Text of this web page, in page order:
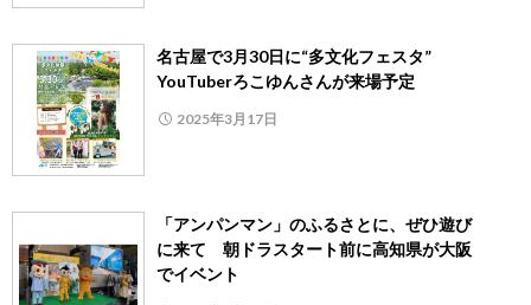
名古屋で3月30日に“多文化フェスタ”
YouTuberろこゆんさんが来場予定
2025年3月17日
「アンパンマン」のふるさとに、ぜひ遊び
に来て 朝ドラスタート前に高知県が大阪
でイベント